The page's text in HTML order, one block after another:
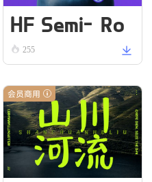
HF Semi-Ro
und VN Bold
255
会员商用